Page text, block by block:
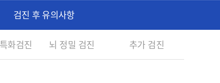
검진 후 유의사항
화검진 뇌 정밀 검진 추가 검진